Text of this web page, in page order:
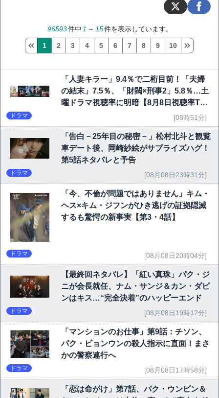
96593件中1 ～ 15件を表示しています。
1 2 3 4 5 6 7 8 9 10
「人妻キラー」9.4％で二桁目前！「夫婦
の結末」7.5％、「財閥×刑事2」5.8％…土
曜ドラマ視聴率に明暗【8月8日視聴率TO
ドラマ [08時51分]
「告白－25年目の秘密－」松村北斗と観覧
車デート後、岡崎紗絵がサプライズハグ！
第5話ネタバレと予告
ドラマ [08月08日23時31分]
「今、不倫が問題ではありません」キム・
ヘス×キム・ジフンがひき逃げの証拠隠滅
するも驚愕の新事実【第3・4話】
ドラマ [08月08日20時04分]
【最終回ネタバレ】「紅い真珠」パク・ジ
ニが会長就任、ナム・サンジ＆カン・ダビ
ンはキス…“完全決着”のハッピーエンド
ドラマ [08月08日19時12分]
「マンションのお仕事」第9話：チソン、
パク・ビョンウンの殺人指示に直面！まさ
かの警察連行へ
ドラマ [08月08日17時58分]
「恋は命がけ」第7話、パク・ウンビン＆